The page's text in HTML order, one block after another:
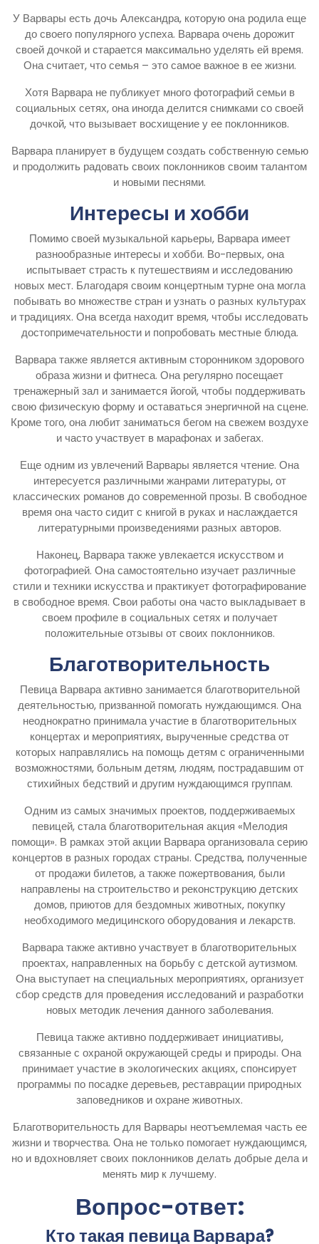
У Варвары есть дочь Александра, которую она родила еще
до своего популярного успеха. Варвара очень дорожит
своей дочкой и старается максимально уделять ей время.
Она считает, что семья – это самое важное в ее жизни.
Хотя Варвара не публикует много фотографий семьи в
социальных сетях, она иногда делится снимками со своей
дочкой, что вызывает восхищение у ее поклонников.
Варвара планирует в будущем создать собственную семью
и продолжить радовать своих поклонников своим талантом
и новыми песнями.
Интересы и хобби
Помимо своей музыкальной карьеры, Варвара имеет
разнообразные интересы и хобби. Во-первых, она
испытывает страсть к путешествиям и исследованию
новых мест. Благодаря своим концертным турне она могла
побывать во множестве стран и узнать о разных культурах
и традициях. Она всегда находит время, чтобы исследовать
достопримечательности и попробовать местные блюда.
Варвара также является активным сторонником здорового
образа жизни и фитнеса. Она регулярно посещает
тренажерный зал и занимается йогой, чтобы поддерживать
свою физическую форму и оставаться энергичной на сцене.
Кроме того, она любит заниматься бегом на свежем воздухе
и часто участвует в марафонах и забегах.
Еще одним из увлечений Варвары является чтение. Она
интересуется различными жанрами литературы, от
классических романов до современной прозы. В свободное
время она часто сидит с книгой в руках и наслаждается
литературными произведениями разных авторов.
Наконец, Варвара также увлекается искусством и
фотографией. Она самостоятельно изучает различные
стили и техники искусства и практикует фотографирование
в свободное время. Свои работы она часто выкладывает в
своем профиле в социальных сетях и получает
положительные отзывы от своих поклонников.
Благотворительность
Певица Варвара активно занимается благотворительной
деятельностью, призванной помогать нуждающимся. Она
неоднократно принимала участие в благотворительных
концертах и мероприятиях, вырученные средства от
которых направлялись на помощь детям с ограниченными
возможностями, больным детям, людям, пострадавшим от
стихийных бедствий и другим нуждающимся группам.
Одним из самых значимых проектов, поддерживаемых
певицей, стала благотворительная акция «Мелодия
помощи». В рамках этой акции Варвара организовала серию
концертов в разных городах страны. Средства, полученные
от продажи билетов, а также пожертвования, были
направлены на строительство и реконструкцию детских
домов, приютов для бездомных животных, покупку
необходимого медицинского оборудования и лекарств.
Варвара также активно участвует в благотворительных
проектах, направленных на борьбу с детской аутизмом.
Она выступает на специальных мероприятиях, организует
сбор средств для проведения исследований и разработки
новых методик лечения данного заболевания.
Певица также активно поддерживает инициативы,
связанные с охраной окружающей среды и природы. Она
принимает участие в экологических акциях, спонсирует
программы по посадке деревьев, реставрации природных
заповедников и охране животных.
Благотворительность для Варвары неотъемлемая часть ее
жизни и творчества. Она не только помогает нуждающимся,
но и вдохновляет своих поклонников делать добрые дела и
менять мир к лучшему.
Вопрос-ответ:
Кто такая певица Варвара?